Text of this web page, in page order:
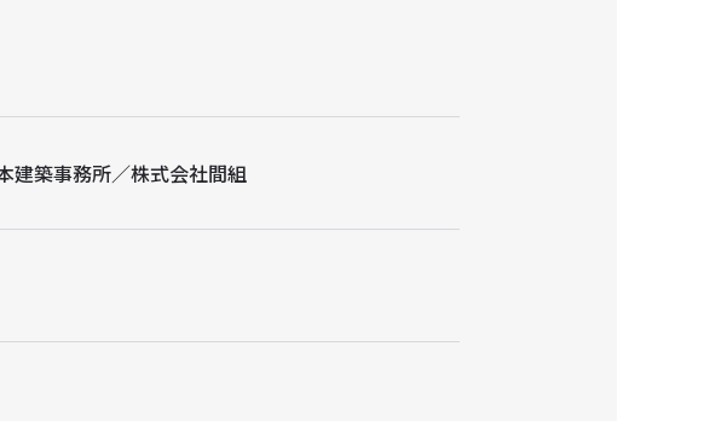
建築事務所／株式会社間組